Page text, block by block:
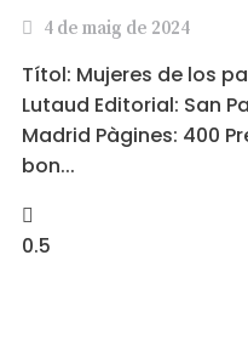
4 de maig de 2024
Títol: Mujeres de los
Lutaud Editorial: San
Madrid Pàgines: 400
bon